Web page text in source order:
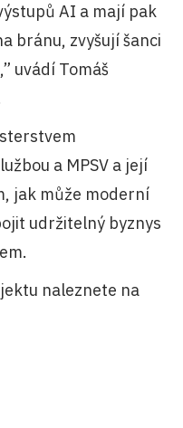
AI a mají pak
bránu, zvyšují šanci
uvádí Tomáš
a MPSV a její
jak může moderní
udržitelný byznys
naleznete na